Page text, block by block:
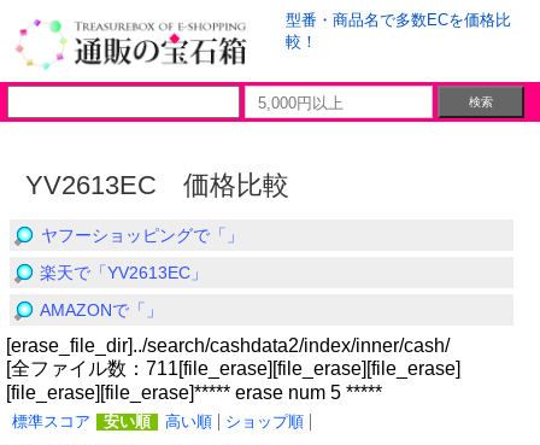
型番・商品名で多数ECを価格比
較！
YV2613EC 価格比較
ヤフーショッピングで「」
楽天で「YV2613EC」
AMAZONで「」
[erase_file_dir]../search/cashdata2/index/inner/cash/
[全ファイル数：711[file_erase][file_erase][file_erase]
[file_erase][file_erase]***** erase num 5 *****
標準スコア 安い順 高い順 ショップ順